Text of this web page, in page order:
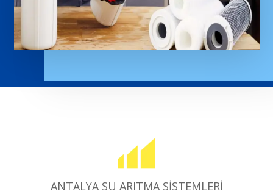
ANTALYA SU ARITMA SİSTEMLERİ